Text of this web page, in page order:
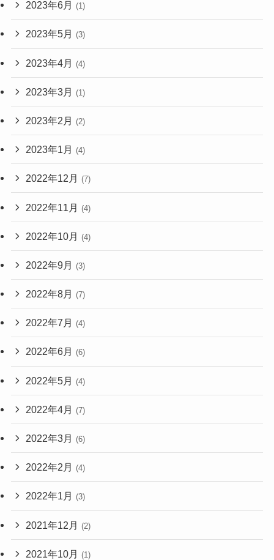
2023年6月 (1)
2023年5月 (3)
2023年4月 (4)
2023年3月 (1)
2023年2月 (2)
2023年1月 (4)
2022年12月 (7)
2022年11月 (4)
2022年10月 (4)
2022年9月 (3)
2022年8月 (7)
2022年7月 (4)
2022年6月 (6)
2022年5月 (4)
2022年4月 (7)
2022年3月 (6)
2022年2月 (4)
2022年1月 (3)
2021年12月 (2)
2021年10月 (1)